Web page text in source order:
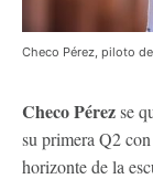
Checo Pérez, piloto
Checo Pérezse
su primera Q2
horizonte de la